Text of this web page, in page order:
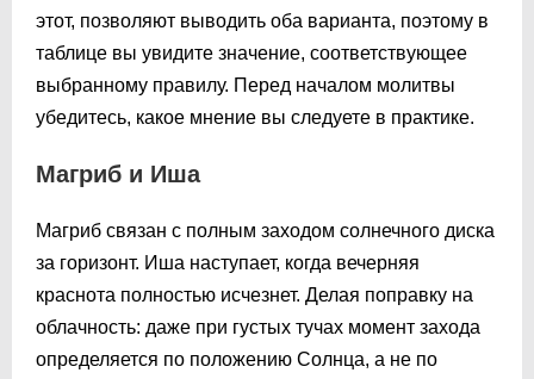
этот, позволяют выводить оба варианта, поэтому в
таблице вы увидите значение, соответствующее
выбранному правилу. Перед началом молитвы
убедитесь, какое мнение вы следуете в практике.
Магриб и Иша
Магриб связан с полным заходом солнечного диска
за горизонт. Иша наступает, когда вечерняя
краснота полностью исчезнет. Делая поправку на
облачность: даже при густых тучах момент захода
определяется по положению Солнца, а не по